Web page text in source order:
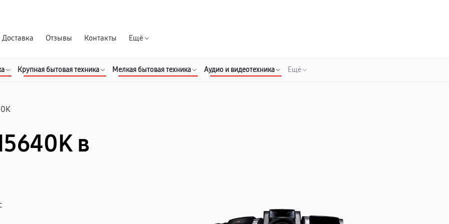
Доставка Отзывы Контакты Ещё
Крупная бытовая техника Мелкая бытовая техника Аудио и видеотехника Ещё
в